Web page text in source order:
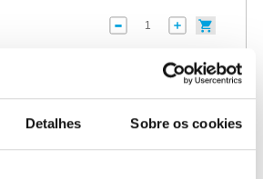
Detalhes Sobre os cookies